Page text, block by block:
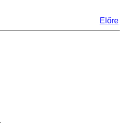
Előre